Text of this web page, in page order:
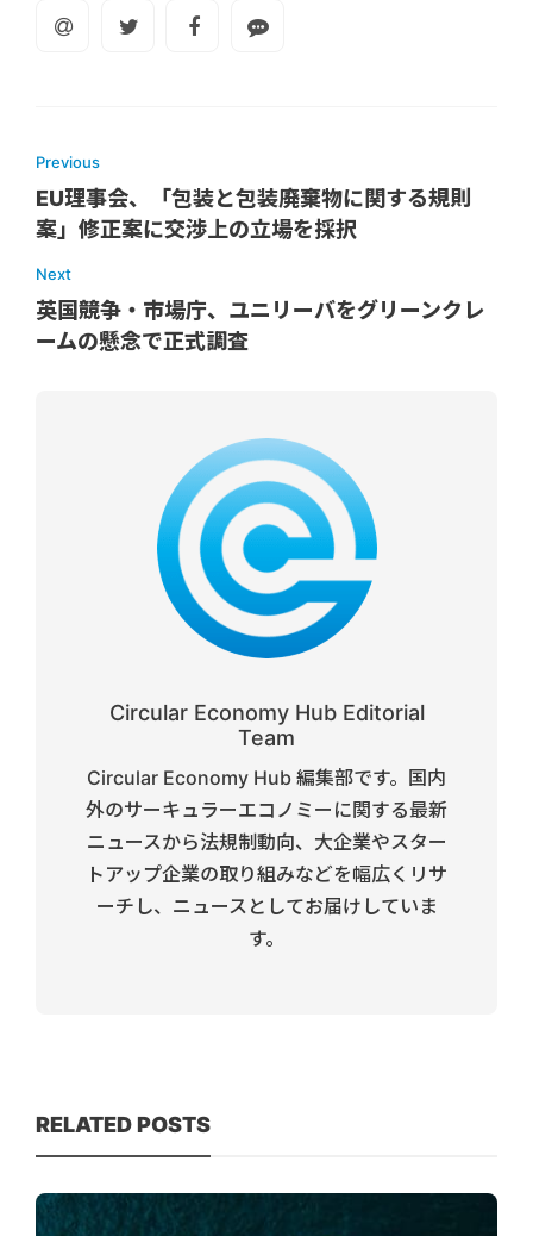
Previous
EU理事会、「包装と包装廃棄物に関する規則
案」修正案に交渉上の立場を採択
Next
英国競争・市場庁、ユニリーバをグリーンクレ
ームの懸念で正式調査
Circular Economy Hub Editorial
Team
Circular Economy Hub 編集部です。国内
外のサーキュラーエコノミーに関する最新
ニュースから法規制動向、大企業やスター
トアップ企業の取り組みなどを幅広くリサ
ーチし、ニュースとしてお届けしていま
す。
RELATED POSTS